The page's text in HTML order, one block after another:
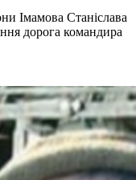
Імамова Станіслава
дорога командира